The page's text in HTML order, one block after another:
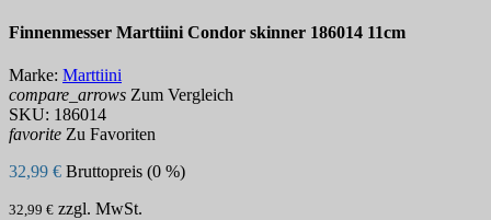
Finnenmesser Marttiini Condor skinner 186014 11cm
Marke: Marttiini
compare_arrows Zum Vergleich
SKU: 186014
favorite Zu Favoriten
32,99 € Bruttopreis (0 %)
32,99 € zzgl. MwSt.